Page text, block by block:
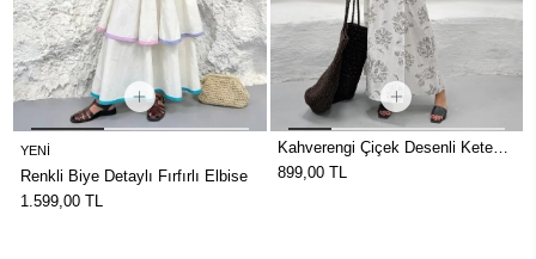
Kahverengi Çiçek Desenli Keten
899,00 TL
Haki Çiçek Desenli Keten Elbise
899,00 TL